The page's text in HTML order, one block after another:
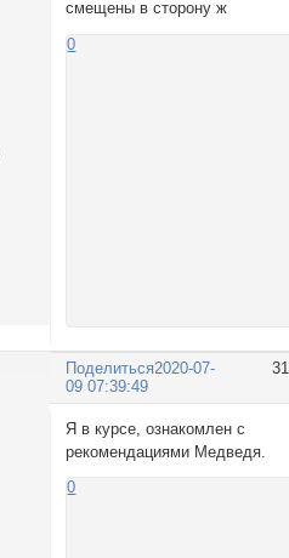
смещены в сторону ж
0
Поделиться2020-07-
09 07:39:49
Я в курсе, ознакомлен с
рекомендациями Медведя.
0